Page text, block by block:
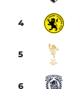
4
5
6